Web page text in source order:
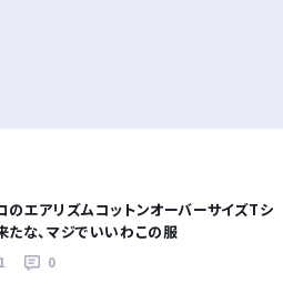
のエアリズムコットンオーバーサイズTシ
たな、マジでいいわこの服
0